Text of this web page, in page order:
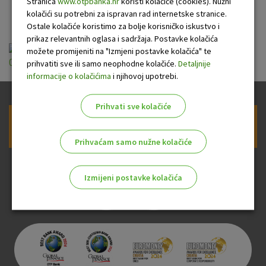
potrošače
Terminski plan OTP banke za potrosace
01.02.2024.pdf
kolačići su potrebni za ispravan rad internetske stranice.
Ostale kolačiće koristimo za bolje korisničko iskustvo i
prikaz relevantnih oglasa i sadržaja. Postavke kolačića
možete promijeniti na "Izmjeni postavke kolačića" te
prihvatiti sve ili samo neophodne kolačiće. Detaljnije
informacije o kolačićima i njihovoj upotrebi.
Prihvati sve kolačiće
Prihvaćam samo nužne kolačiće
Izmijeni postavke kolačića